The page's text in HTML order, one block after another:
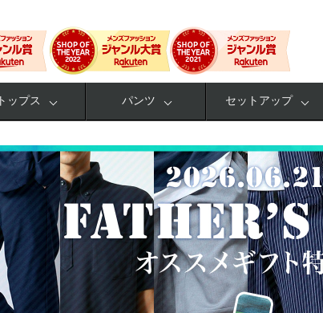
トップス パンツ セットアップ